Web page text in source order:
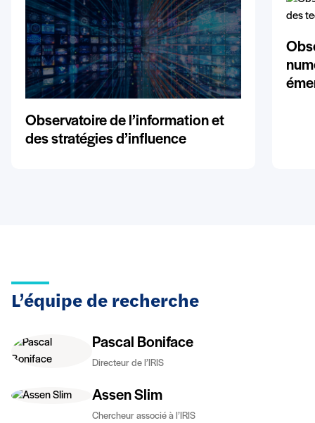
Observatoire de l’information et
des stratégies d’influence
L’équipe de recherche
Pascal Boniface
Directeur de l’IRIS
Assen Slim
Chercheur associé à l’IRIS